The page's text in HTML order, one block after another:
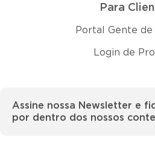
Para
Portal Gente de
Login de
Assine nossa Newsletter e
por dentro dos nossos